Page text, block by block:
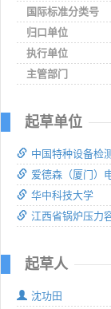
国际标准分类号
归口单位
执行单位
主管部门
起草单位
中国特种设备检
爱德森（厦门）
华中科技大学
江西省锅炉压力
起草人
沈功田